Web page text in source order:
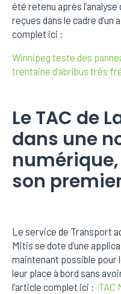
été retenu après
reçues dans le cadre d’un
complet ici :
Winnipeg teste des
trentaine d’abribus très
Le TAC de
dans une
son
Le service de Transport
Mitis se dote d’une
maintenant possible pour
leur place à bord sans
l’article complet ici : TAC